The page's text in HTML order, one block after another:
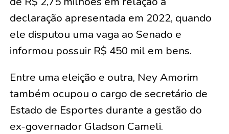
declaração apresentada em 2022, quando
ele disputou uma vaga ao Senado e
informou possuir R$ 450 mil em bens.
Entre uma eleição e outra, Ney Amorim
também ocupou o cargo de secretário de
Estado de Esportes durante a gestão do
ex-governador Gladson Cameli.